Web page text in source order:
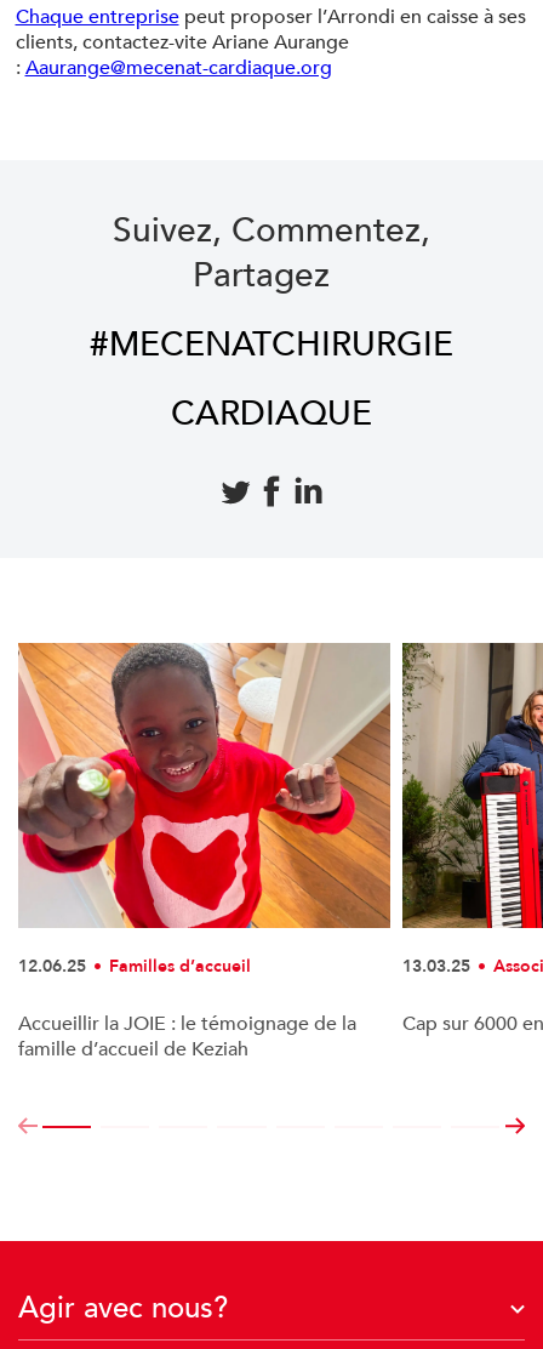
Chaque entreprisepeut proposer l’Arrondi en caisse à ses
clients, contactez-vite Ariane Aurange
:Aaurange@mecenat-cardiaque.org
Suivez, Commentez,
Partagez
#MECENATCHIRURGIE
CARDIAQUE
12.06.25 Familles d’accueil
Accueillir la JOIE : le témoignage de la
famille d’accueil de Keziah
13.03.25
Cap sur 6000
Agir avec nous?
J'agis avec mon entreprise